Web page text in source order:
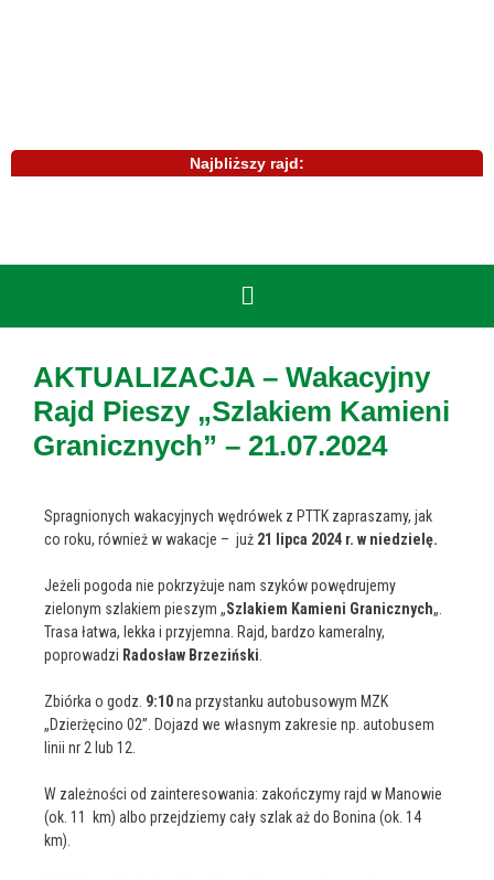
Najbliższy rajd:
AKTUALIZACJA – Wakacyjny
Rajd Pieszy „Szlakiem Kamieni
Granicznych” – 21.07.2024
Spragnionych wakacyjnych wędrówek z PTTK zapraszamy, jak
co roku, również w wakacje – już 21 lipca 2024 r. w niedzielę.
Jeżeli pogoda nie pokrzyżuje nam szyków powędrujemy
zielonym szlakiem pieszym „Szlakiem Kamieni Granicznych„.
Trasa łatwa, lekka i przyjemna. Rajd, bardzo kameralny,
poprowadzi Radosław Brzeziński.
Zbiórka o godz. 9:10na przystanku autobusowym MZK
„Dzierżęcino 02”. Dojazd we własnym zakresie np. autobusem
linii nr 2 lub 12.
W zależności od zainteresowania: zakończymy rajd w Manowie
(ok. 11 km) albo przejdziemy cały szlak aż do Bonina (ok. 14
km).